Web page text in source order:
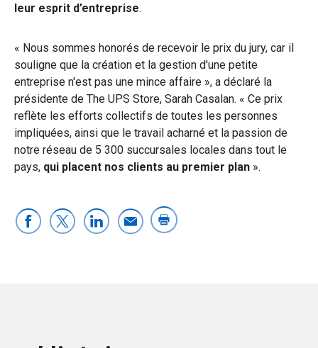
leur esprit d’entreprise.
« Nous sommes honorés de recevoir le prix du jury, car il
souligne que la création et la gestion d'une petite
entreprise n'est pas une mince affaire », a déclaré la
présidente de The UPS Store, Sarah Casalan. « Ce prix
reflète les efforts collectifs de toutes les personnes
impliquées, ainsi que le travail acharné et la passion de
notre réseau de 5 300 succursales locales dans tout le
pays, qui placent nos clients au premier plan ».